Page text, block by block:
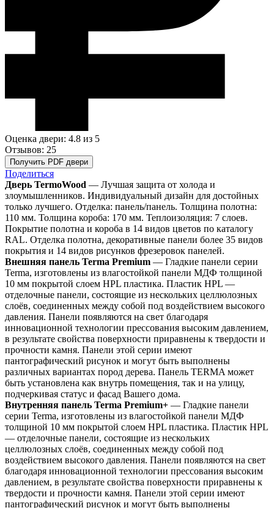
Оценка двери: 4.8 из 5
Отзывов: 25
Получить PDF двери
Поделиться
Дверь TermoWood — Лучшая защита от холода и
злоумышленников. Индивидуальный дизайн для достойных
только лучшего. Отделка: панель/панель. Толщина полотна:
110 мм. Толщина короба: 170 мм. Теплоизоляция: 7 слоев.
Покрытие полотна и короба в 14 видов цветов по каталогу
RAL. Отделка полотна, декоративные панели более 35 видов
покрытия и 14 видов рисунков фрезеровок панелей.
Внешняя панель Terma Premium — Гладкие панели серии
Terma, изготовлены из влагостойкой панели МДФ толщиной
10 мм покрытой слоем HPL пластика. Пластик HPL —
отделочные панели, состоящие из нескольких целлюлозных
слоёв, соединенных между собой под воздействием высокого
давления. Панели появляются на свет благодаря
инновационной технологии прессования высоким давлением,
в результате свойства поверхности приравнены к твердости и
прочности камня. Панели этой серии имеют
пантографический рисунок и могут быть выполнены
различных вариантах пород дерева. Панель TERMA может
быть установлена как внутрь помещения, так и на улицу,
подчеркивая статус и фасад Вашего дома.
Внутренняя панель Terma Premium+ — Гладкие панели
серии Terma, изготовлены из влагостойкой панели МДФ
толщиной 10 мм покрытой слоем HPL пластика. Пластик HPL
— отделочные панели, состоящие из нескольких
целлюлозных слоёв, соединенных между собой под
воздействием высокого давления. Панели появляются на свет
благодаря инновационной технологии прессования высоким
давлением, в результате свойства поверхности приравнены к
твердости и прочности камня. Панели этой серии имеют
пантографический рисунок и могут быть выполнены